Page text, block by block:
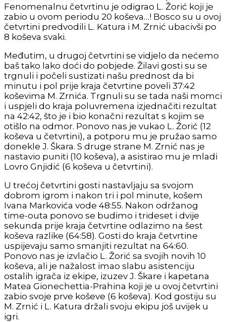
Fenomenalnu četvrtinu je odigrao L. Žorić koji je
zabio u ovom periodu 20 koševa…! Bosco su u ovoj
četvrtini predvodili L. Katura i M. Zrnić ubacivši po
8 koševa svaki.
Međutim, u drugoj četvrtini se vidjelo da nećemo
baš tako lako doći do pobjede. Žilavi gosti su se
trgnuli i počeli sustizati našu prednost da bi
minutu i pol prije kraja četvrtine poveli 37:42
koševima M. Zrnića. Trgnuli su se tada naši momci
i uspjeli do kraja poluvremena izjednačiti rezultat
na 42:42, što je i bio konačni rezultat s kojim se
otišlo na odmor. Ponovo nas je vukao L. Žorić (12
koševa u četvrtini), a potporu mu je pružao samo
donekle J. Škara. S druge strane M. Zrnić nas je
nastavio puniti (10 koševa), a asistirao mu je mladi
Lovro Gnjidić (6 koševa u četvrtini).
U trećoj četvrtini gosti nastavljaju sa svojom
dobrom igrom i nakon tri i pol minute, košem
Ivana Markovića vode 48:55. Nakon održanog
time-outa ponovo se budimo i trideset i dvije
sekunda prije kraja četvrtine odlazimo na šest
koševa razlike (64:58). Gosti do kraja četvrtine
uspijevaju samo smanjiti rezultat na 64:60.
Ponovo nas je izvlačio L. Žorić sa svojih novih 10
koševa, ali je nažalost imao slabu asistenciju
ostalih igrača iz ekipe, izuzev J. Škare i kapetana
Matea Gionechettia-Prahina koji je u ovoj četvrtini
zabio svoje prve koševe (6 koševa). Kod gostiju su
M. Zrnić i L. Katura držali svoju ekipu još uvijek u
igri.